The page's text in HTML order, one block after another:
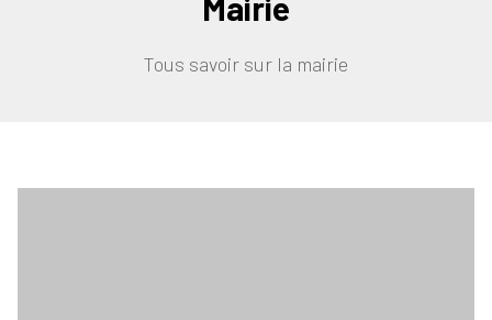
Tous savoir sur la mairie